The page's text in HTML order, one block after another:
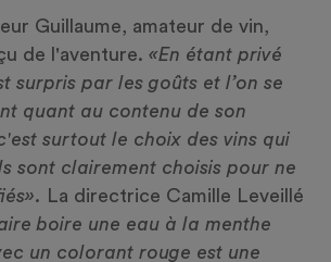
Guillaume, amateur de vin,
de l'aventure. «En étant privé
surpris par les goûts et l’on se
quant au contenu de son
surtout le choix des vins qui
sont clairement choisis pour ne
La directrice Camille Leveillé
boire une eau à la menthe
un colorant rouge est une